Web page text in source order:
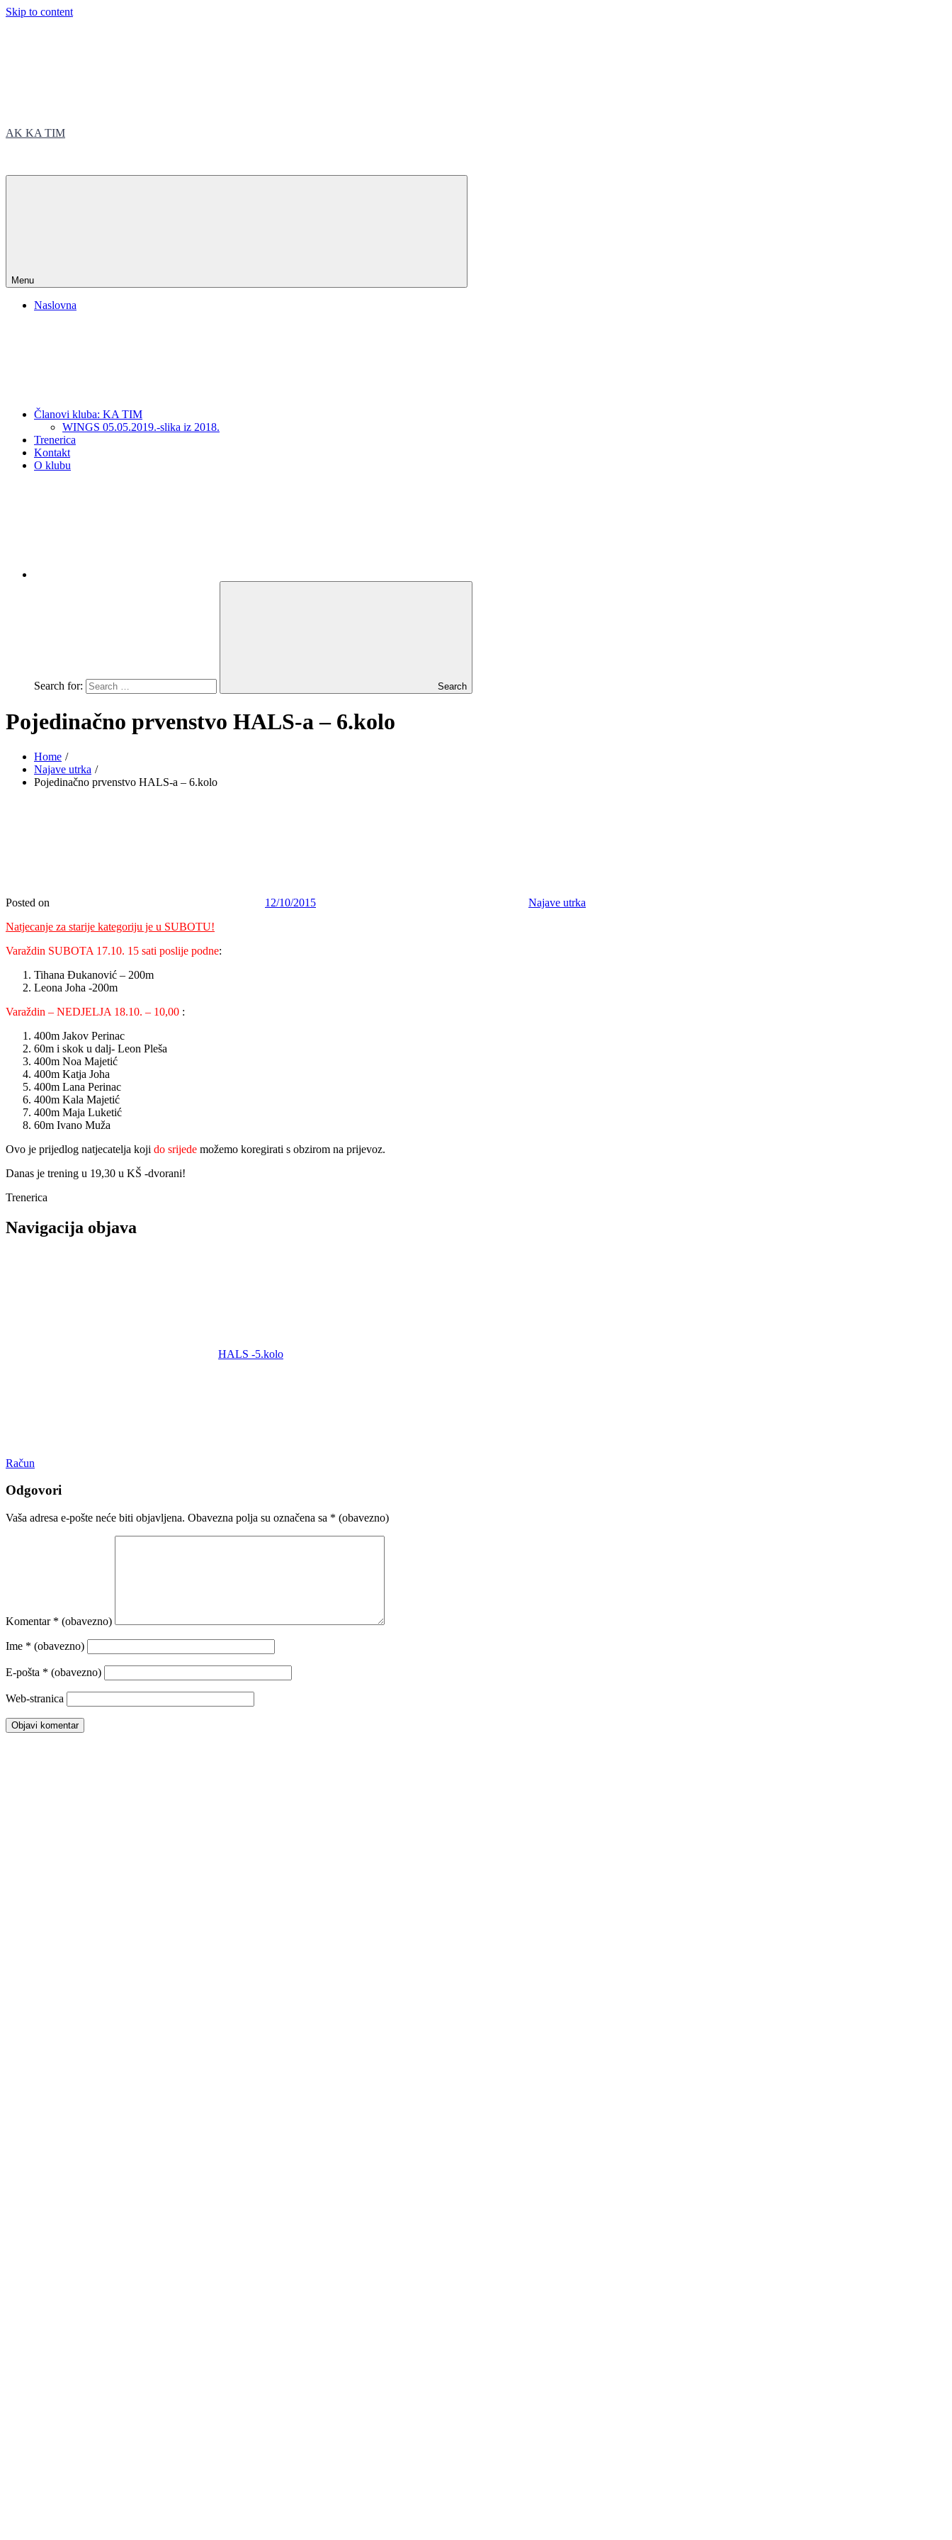
Skip to content
AK KA TIM
Menu
Naslovna
Članovi kluba: KA TIM
WINGS 05.05.2019.-slika iz 2018.
Trenerica
Kontakt
O klubu
Search for: Search
Pojedinačno prvenstvo HALS-a – 6.kolo
Home
Najave utrka
Pojedinačno prvenstvo HALS-a – 6.kolo
Posted on 12/10/2015
Najave utrka
Natjecanje za starije kategoriju je u SUBOTU!
Varaždin SUBOTA 17.10. 15 sati poslije podne:
Tihana Đukanović – 200m
Leona Joha -200m
Varaždin – NEDJELJA 18.10. – 10,00 :
400m Jakov Perinac
60m i skok u dalj- Leon Pleša
400m Noa Majetić
400m Katja Joha
400m Lana Perinac
400m Kala Majetić
400m Maja Luketić
60m Ivano Muža
Ovo je prijedlog natjecatelja koji do srijede možemo koregirati s obzirom na prijevoz.
Danas je trening u 19,30 u KŠ -dvorani!
Trenerica
Navigacija objava
HALS -5.kolo
Račun
Odgovori
Vaša adresa e-pošte neće biti objavljena. Obavezna polja su označena sa * (obavezno)
Komentar * (obavezno)
Ime * (obavezno)
E-pošta * (obavezno)
Web-stranica